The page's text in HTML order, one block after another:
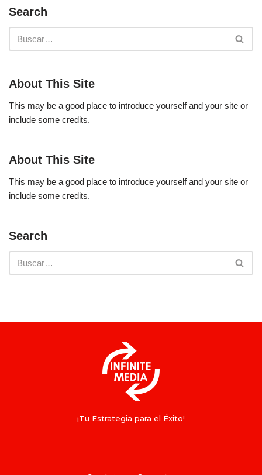
Search
About This Site
This may be a good place to introduce yourself and your site or
include some credits.
About This Site
This may be a good place to introduce yourself and your site or
include some credits.
Search
¡Tu Estrategia para el Éxito!